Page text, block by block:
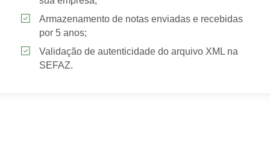
Armazenamento de notas enviadas e recebidas
por 5 anos;
Validação de autenticidade do arquivo XML na
SEFAZ.